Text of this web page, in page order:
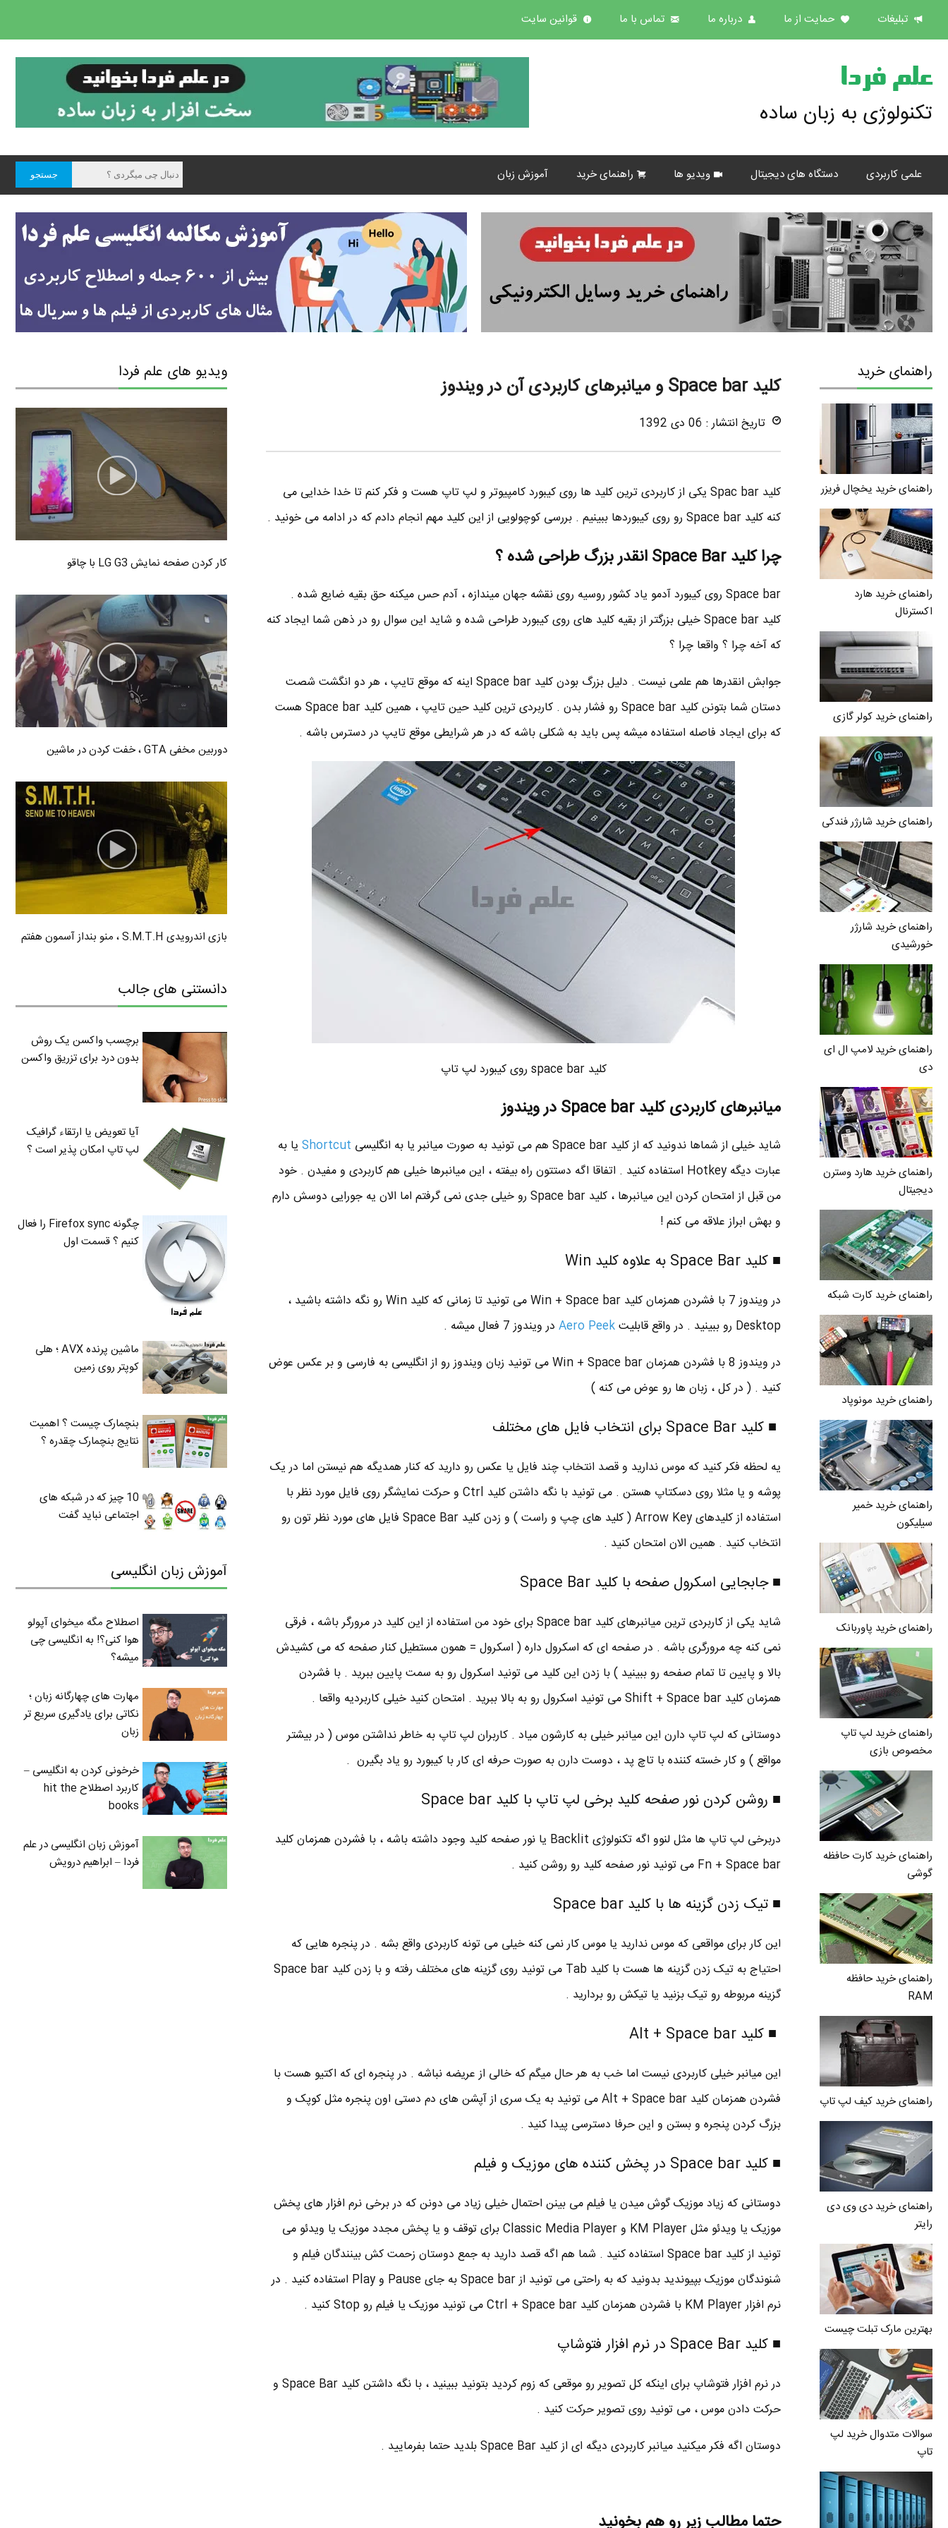
تبلیغات حمایت از ما درباره ما تماس با ما قوانین سایت
علم فردا
تکنولوژی به زبان ساده
علمی کاربردی دستگاه های دیجیتال ویدیو ها راهنمای خرید آموزش زبان
راهنمای خرید
راهنمای خرید یخچال فریزر
راهنمای خرید هارد
اکسترنال
راهنمای خرید کولر گازی
راهنمای خرید شارژر فندکی
راهنمای خرید شارژر
خورشیدی
راهنمای خرید لامپ ال ای
دی
راهنمای خرید هارد وسترن
دیجیتال
راهنمای خرید کارت شبکه
راهنمای خرید مونوپاد
راهنمای خرید خمیر
سیلیکون
راهنمای خرید پاوربانک
راهنمای خرید لپ تاپ
مخصوص بازی
راهنمای خرید کارت حافظه
گوشی
راهنمای خرید حافظه
RAM
راهنمای خرید کیف لپ تاپ
راهنمای خرید دی وی دی
رایتر
بهترین مارک تبلت چیست
سوالات متدوال خرید لپ
تاپ
کلید Space bar و میانبرهای کاربردی آن در ویندوز
تاریخ انتشار : 06 دی 1392
کلید Spac bar یکی از کاربردی ترین کلید ها روی کیبورد کامپیوتر و لپ تاپ هست و فکر کنم تا خدا خدایی می
کنه کلید Space bar رو روی کیبوردها ببینیم . بررسی کوچولویی از این کلید مهم انجام دادم که در ادامه می خونید .
چرا کلید Space Bar انقدر بزرگ طراحی شده ؟
Space bar روی کیبورد آدمو یاد کشور روسیه روی نقشه جهان میندازه ، آدم حس میکنه حق بقیه ضایع شده .
کلید Space bar خیلی بزرگتر از بقیه کلید های روی کیبورد طراحی شده و شاید این سوال رو در ذهن شما ایجاد کنه
که آخه چرا ؟ واقعا چرا ؟
جوابش انقدرها هم علمی نیست . دلیل بزرگ بودن کلید Space bar اینه که موقع تایپ ، هر دو انگشت شصت
دستان شما بتونن کلید Space bar رو فشار بدن . کاربردی ترین کلید حین تایپ ، همین کلید Space bar هست
که برای ایجاد فاصله استفاده میشه پس باید به شکلی باشه که در هر شرایطی موقع تایپ در دسترس باشه .
کلید space bar روی کیبورد لپ تاپ
میانبرهای کاربردی کلید Space bar در ویندوز
شاید خیلی از شماها ندونید که از کلید Space bar هم می تونید به صورت میانبر یا به انگلیسی Shortcut یا به
عبارت دیگه Hotkey استفاده کنید . اتفاقا اگه دستتون راه بیفته ، این میانبرها خیلی هم کاربردی و مفیدن . خود
من قبل از امتحان کردن این میانبرها ، کلید Space bar رو خیلی جدی نمی گرفتم اما الان یه جورایی دوسش دارم
و بهش ابراز علاقه می کنم !
■ کلید Space Bar به علاوه کلید Win
در ویندوز 7 با فشردن همزمان کلید Win + Space bar می تونید تا زمانی که کلید Win رو نگه داشته باشید ،
Desktop رو ببینید . در واقع قابلیت
Aero Peek در ویندوز 7 فعال میشه .
در ویندوز 8 با فشردن همزمان Win + Space bar می تونید زبان ویندوز رو از انگلیسی به فارسی و بر عکس عوض
کنید . ( در کل ، زبان ها رو عوض می کنه )
■ کلید Space Bar برای انتخاب فایل های مختلف
یه لحظه فکر کنید که موس ندارید و قصد انتخاب چند فایل یا عکس رو دارید که کنار همدیگه هم نیستن اما در یک
پوشه و یا مثلا روی دسکتاپ هستن . می تونید با نگه داشتن کلید Ctrl و حرکت نمایشگر روی فایل مورد نظر با
استفاده از کلیدهای Arrow Key ( کلید های چپ و راست ) و زدن کلید Space Bar فایل های مورد نظر تون رو
انتخاب کنید . همین الان امتحان کنید .
■ جابجایی اسکرول صفحه با کلید Space Bar
شاید یکی از کاربردی ترین میانبرهای کلید Space barبرای خود من استفاده از این کلید در مرورگر باشه ، فرقی
نمی کنه چه مرورگری باشه . در صفحه ای که اسکرول داره ( اسکرول = همون مستطیل کنار صفحه که می کشیدش
بالا و پایین تا تمام صفحه رو ببینید ) با زدن این کلید می تونید اسکرول رو به سمت پایین ببرید . با فشردن
همزمان کلید Shift + Space bar می تونید اسکرول رو به بالا ببرید . امتحان کنید خیلی کاربردیه واقعا .
دوستانی که لپ تاپ دارن این میانبر خیلی به کارشون میاد . کاربران لپ تاپ به خاطر نداشتن موس ( در بیشتر
مواقع ) و کار خسته کننده با تاچ پد ، دوست دارن به صورت حرفه ای کار با کیبورد رو یاد بگیرن .
■ روشن کردن نور صفحه کلید برخی لپ تاپ با کلید Space bar
دربرخی لپ تاپ ها مثل لنوو اگه تکنولوژی Backlit یا نور صفحه کلید وجود داشته باشه ، با فشردن همزمان کلید
Fn + Space bar می تونید نور صفحه کلید رو روشن کنید .
■ تیک زدن گزینه ها با کلید Space bar
این کار برای مواقعی که موس ندارید یا موس کار نمی کنه خیلی می تونه کاربردی واقع بشه . در پنجره هایی که
احتیاج به تیک زدن گزینه ها هست با کلید Tab می تونید روی گزینه های مختلف رفته و با زدن کلید Space bar
گزینه مربوطه رو تیک بزنید یا تیکش رو بردارید .
■ کلید Alt + Space bar
این میانبر خیلی کاربردی نیست اما خب به هر حال میگم که خالی از عریضه نباشه . در پنجره ای که اکتیو هست با
فشردن همزمان کلید Alt + Space bar می تونید به یک سری از آپشن های دم دستی اون پنجره مثل کوپک و
بزرگ کردن پنجره و بستن و این حرفا دسترسی پیدا کنید .
■ کلید Space bar در پخش کننده های موزیک و فیلم
دوستانی که زیاد موزیک گوش میدن یا فیلم می بینن احتمال خیلی زیاد می دونن که در برخی نرم افزار های پخش
موزیک یا ویدئو مثل KM Player و Classic Media Player برای توقف و یا پخش مجدد موزیک یا ویدئو می
تونید از کلید Space bar استفاده کنید . شما هم اگه قصد دارید به جمع دوستان زحمت کش بینندگان فیلم و
شنوندگان موزیک بپیوندید بدونید که به راحتی می تونید از Space bar به جای Pause و Play استفاده کنید . در
نرم افزار KM Player با فشردن همزمان کلید Ctrl + Space bar می تونید موزیک یا فیلم رو Stop کنید .
■ کلید Space Bar در نرم افزار فتوشاپ
در نرم افزار فتوشاپ برای اینکه کل تصویر رو موقعی که زوم کردید بتونید ببینید ، با نگه داشتن کلید Space Bar و
حرکت دادن موس ، می تونید روی تصویر حرکت کنید .
دوستان اگه فکر میکنید میانبر کاربردی دیگه ای از کلید Space Bar بلدید حتما بفرمایید .
حتما مطالب زیر رو هم بخونید
ویدیو های علم فردا
کار کردن صفحه نمایش LG G3 با چاقو
دوربین مخفی GTA ، خفت کردن در ماشین
بازی اندرویدی S.M.T.H ، منو بنداز آسمون هفتم
دانستنی های جالب
برچسب واکسن یک روش
بدون درد برای تزریق واکسن
آیا تعویض یا ارتقاء گرافیک
لپ تاپ امکان پذیر است ؟
چگونه Firefox sync را فعال
کنیم ؟ قسمت اول
ماشین پرنده AVX ؛ هلی
کوپتر روی زمین
بنچمارک چیست ؟ اهمیت
نتایج بنچمارک چقدره ؟
10 چیز که در شبکه های
اجتماعی نباید گفت
آموزش زبان انگلیسی
اصطلاح مگه میخوای آپولو
هوا کنی؟! به انگلیسی چی
میشه؟
مهارت های چهارگانه زبان ؛
نکاتی برای یادگیری سریع تر
زبان
خرخونی کردن به انگلیسی –
کاربرد اصطلاح hit the
books
آموزش زبان انگلیسی در علم
فردا – ابراهیم درویش